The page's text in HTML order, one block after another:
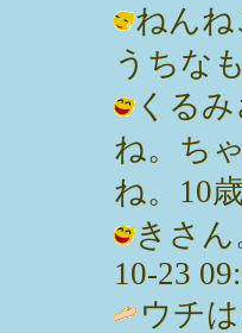
ねんね
うちな
くるみ
ね。ち
ね。10
きさん
10-23
ウチ